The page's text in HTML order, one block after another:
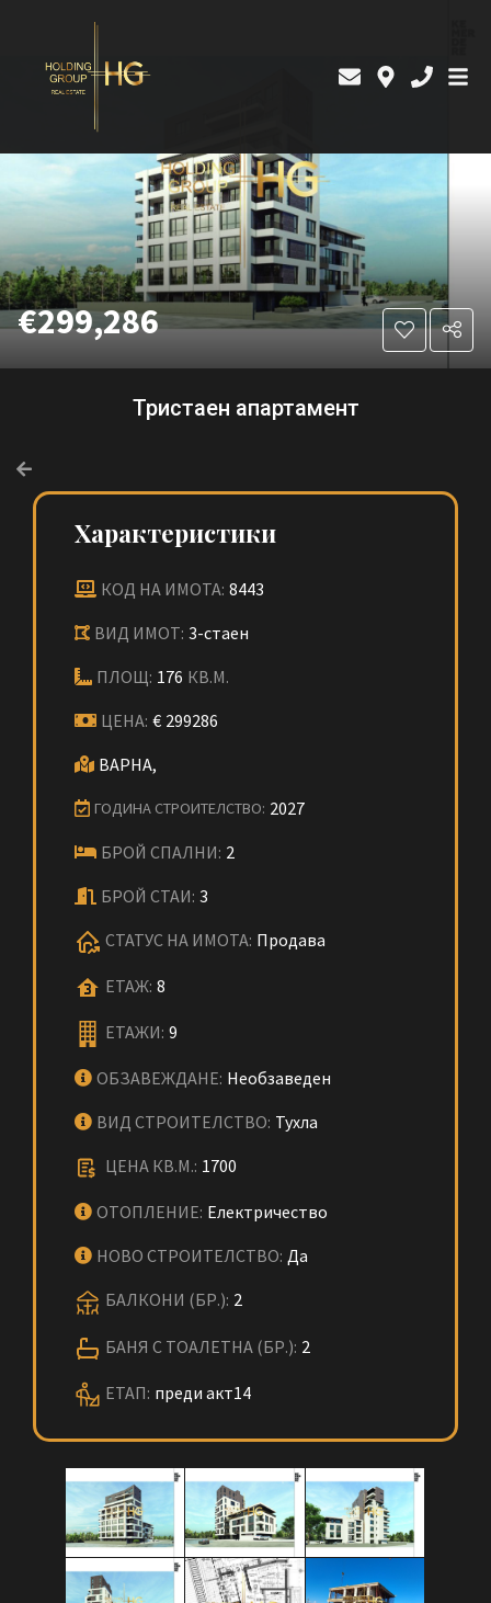
€299,286
Тристаен апартамент
Характеристики
КОД НА ИМОТА: 8443
ВИД ИМОТ: 3-стаен
ПЛОЩ: 176 КВ.М.
ЦЕНА: € 299286
ВАРНА,
ГОДИНА СТРОИТЕЛСТВО: 2027
БРОЙ СПАЛНИ: 2
БРОЙ СТАИ: 3
СТАТУС НА ИМОТА: Продава
ЕТАЖ: 8
ЕТАЖИ: 9
ОБЗАВЕЖДАНЕ: Необзаведен
ВИД СТРОИТЕЛСТВО: Тухла
ЦЕНА КВ.М.: 1700
ОТОПЛЕНИЕ: Електричество
НОВО СТРОИТЕЛСТВО: Да
БАЛКОНИ (БР.): 2
БАНЯ С ТОАЛЕТНА (БР.): 2
ЕТАП: преди акт14